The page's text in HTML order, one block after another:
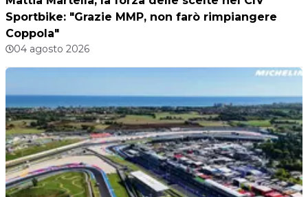
Sportbike: "Grazie MMP, non farò rimpiangere
Coppola"
04 agosto 2026